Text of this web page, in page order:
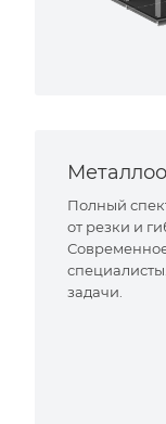
Полный
от резки и
задачи.